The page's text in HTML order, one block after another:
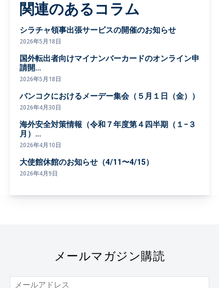
関連のあるコラム
シラチャ領事出張サービスの開催のお知らせ
2026年5月18日
国外転出者向けマイナンバーカードのオンライン申
請開...
2026年5月18日
バンコクにおけるメーデー集会（５月１日（金））
2026年4月30日
海外安全対策情報（令和７年度第４四半期（１−３
月）...
2026年4月10日
大使館休館のお知らせ（4/11〜4/15）
2026年4月9日
メールマガジン購読